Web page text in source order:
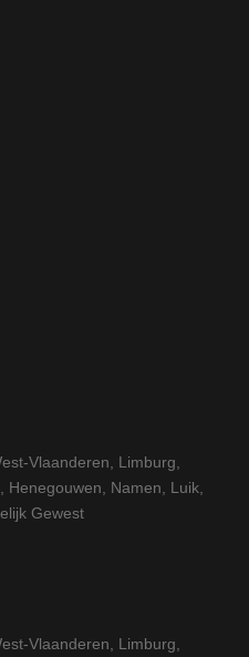
Vlaanderen Limburg
Henegouwen Namen Luik
Gewest
Vlaanderen Limburg